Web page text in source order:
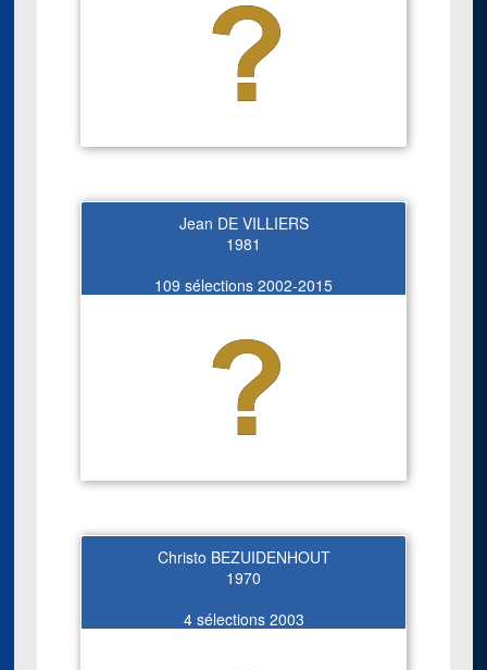
Jean DE VILLIERS
1981
109 sélections 2002-2015
Christo BEZUIDENHOUT
1970
4 sélections 2003